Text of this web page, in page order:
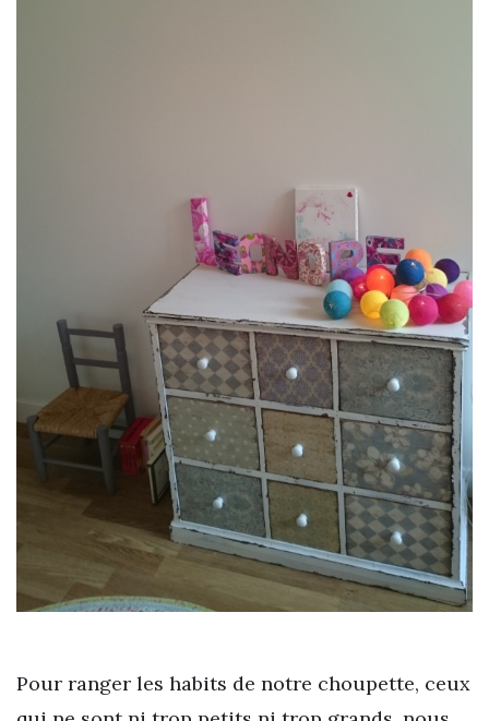
Pour ranger les habits de notre choupette, ceux